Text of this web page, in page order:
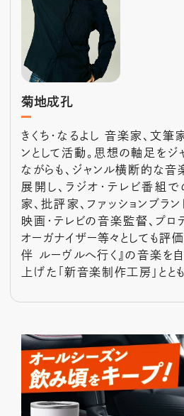
菊地成孔
きくち・なるよし 音楽家、文筆
ンとして活動。思想の軸足をジ
ながらも、ジャンル横断的な
展開し、ラジオ・テレビ番組
家、批評家、ファッションブラン
映画・テレビの音楽監督、プロ
オーガナイザー等々としても評
伴 ルーヴルへ行く』の音楽を
上げた「新音楽制作工房」とと